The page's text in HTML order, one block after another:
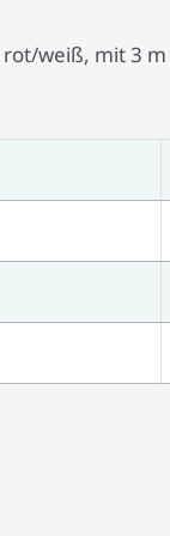
weiß, mit 3